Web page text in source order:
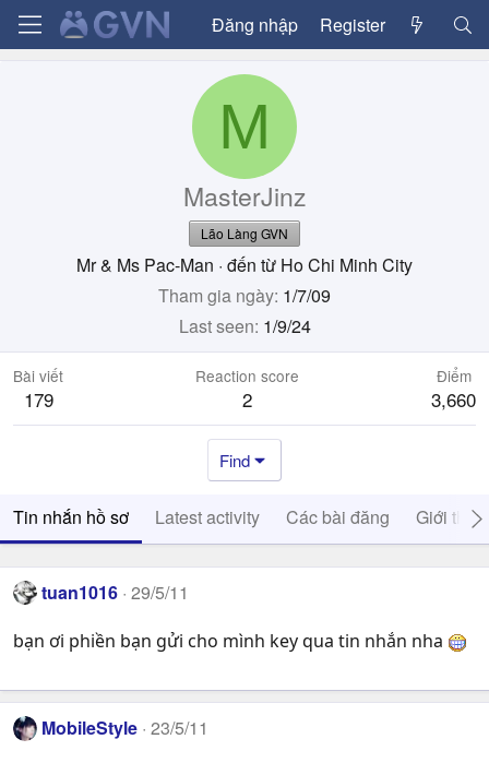
Đăng nhập Register
M
MasterJinz
Lão Làng GVN
Mr & Ms Pac-Man · đến từ Ho Chi Minh City
Tham gia ngày 1/7/09
Last seen 1/9/24
Bài viết
179
Reaction score
2
Điểm
3,660
Find
Tin nhắn hồ sơ Latest activity Các bài đăng Giới thiệu
tuan1016 29/5/11
bạn ơi phiền bạn gửi cho mình key qua tin nhắn nha
MobileStyle 23/5/11